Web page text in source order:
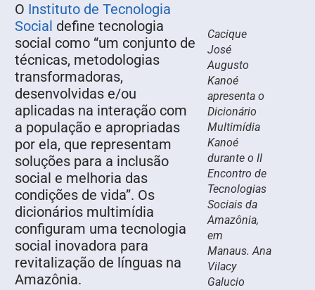
Cacique
José
Augusto
Kanoé
apresenta o
Dicionário
Multimídia
Kanoé
durante o II
Encontro de
Tecnologias
Sociais da
Amazônia,
em
Manaus. Ana
Vilacy
Galucio
O Instituto de Tecnologia
Social define tecnologia
social como “um conjunto de
técnicas, metodologias
transformadoras,
desenvolvidas e/ou
aplicadas na interação com
a população e apropriadas
por ela, que representam
soluções para a inclusão
social e melhoria das
condições de vida”. Os
dicionários multimídia
configuram uma tecnologia
social inovadora para
revitalização de línguas na
Amazônia.